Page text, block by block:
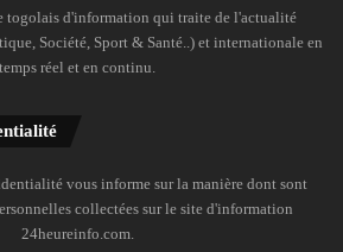
togolais d'information qui traite de l'actualité
Société, Sport & Santé..) et internationale en
temps réel et en continu.
vous informe sur la manière dont sont
collectées sur le site d'information
24heureinfo.com.